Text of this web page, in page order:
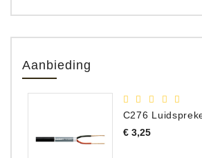
Aanbieding
€ 3,25Prijs